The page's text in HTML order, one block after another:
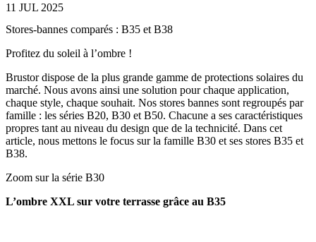
11 JUL 2025
Stores-bannes comparés : B35 et B38
Profitez du soleil à l’ombre !
Brustor dispose de la plus grande gamme de protections solaires du
marché. Nous avons ainsi une solution pour chaque application,
chaque style, chaque souhait. Nos stores bannes sont regroupés par
famille : les séries B20, B30 et B50. Chacune a ses caractéristiques
propres tant au niveau du design que de la technicité. Dans cet
article, nous mettons le focus sur la famille B30 et ses stores B35 et
B38.
Zoom sur la série B30
L’ombre XXL sur votre terrasse grâce au B35